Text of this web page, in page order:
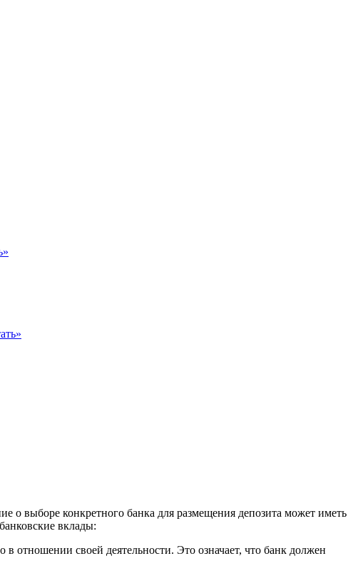
о выборе конкретного банка для размещения депозита может иметь
вклады:
отношении своей деятельности. Это означает, что банк должен